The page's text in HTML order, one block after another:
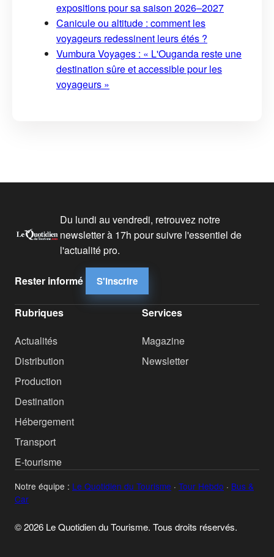
expositions pour sa saison 2026–2027
Canicule ou altitude : comment les
voyageurs redessinent leurs étés ?
Vumbura Voyages : « L'Ouganda reste une
destination sûre et accessible pour les
voyageurs »
Du lundi au vendredi, retrouvez notre
newsletter à 17h pour suivre l'essentiel de
l'actualité pro.
Rester informé S'inscrire
Rubriques
Actualités
Distribution
Production
Destination
Hébergement
Transport
E-tourisme
Services
Magazine
Newsletter
Notre équipe : Le Quotidien du Tourisme · Tour Hebdo · Bus &
Car
© 2026 Le Quotidien du Tourisme. Tous droits réservés.